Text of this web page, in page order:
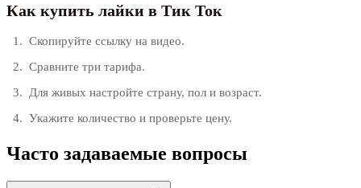
Как купить лайки в Тик Ток
Скопируйте ссылку на видео.
Сравните три тарифа.
Для живых настройте страну, пол и возраст.
Укажите количество и проверьте цену.
Часто задаваемые вопросы